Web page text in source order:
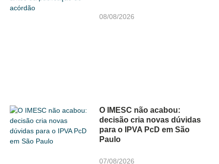
08/08/2026
O IMESC não acabou:
decisão cria novas dúvidas
para o IPVA PcD em São
Paulo
07/08/2026